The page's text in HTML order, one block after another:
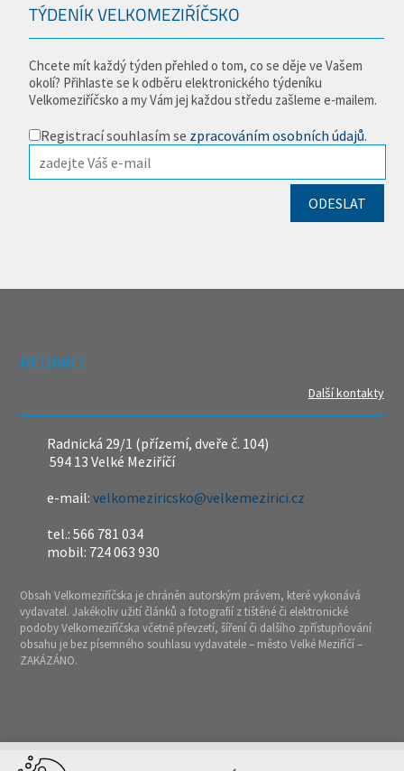
TÝDENÍK VELKOMEZIŘÍČSKO
Chcete mít každý týden přehled o tom, co se děje ve Vašem
okolí? Přihlaste se k odběru elektronického týdeníku
Velkomeziříčsko a my Vám jej každou středu zašleme e-mailem.
Registrací souhlasím se zpracováním osobních údajů.
REDAKCE
Další kontakty
Radnická 29/1 (přízemí, dveře č. 104)
594 13 Velké Meziříčí
e-mail:velkomeziricsko@velkemezirici.cz
tel.: 566 781 034
mobil: 724 063 930
Obsah Velkomeziříčska je chráněn autorským právem, které vykonává
vydavatel. Jakékoliv užití článků a fotografií z tištěné či elektronické
podoby Velkomeziříčska včetně převzetí, šíření či dalšího zpřístupňování
obsahu je bez písemného souhlasu vydavatele – město Velké Meziříčí –
ZAKÁZÁNO.